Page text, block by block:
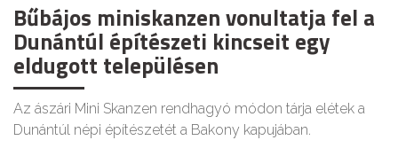
Bűbájos miniskanzen vonultatja fel a
Dunántúl építészeti kincseit egy
eldugott településen
Az ászári Mini Skanzen rendhagyó módon tárja elétek a
Dunántúl népi építészetét a Bakony kapujában.